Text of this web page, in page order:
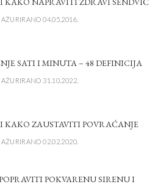
04.05.2016.
SATI I MINUTA – 48 DEFINICIJA
31.10.2022.
KAKO ZAUSTAVITI POVRAĆANJE
02.02.2020.
POKVARENU SIRENU I